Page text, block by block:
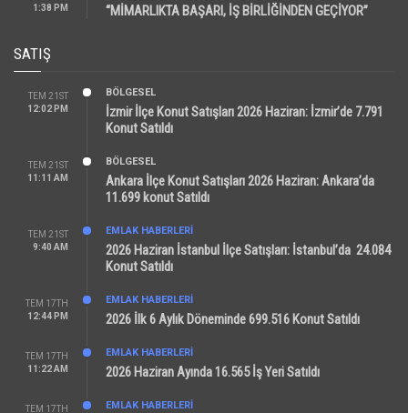
1:38 PM
“MİMARLIKTA BAŞARI, İŞ BİRLİĞİNDEN GEÇİYOR”
SATIŞ
TEM 21ST
12:02 PM
BÖLGESEL
İzmir İlçe Konut Satışları 2026 Haziran: İzmir’de 7.791
Konut Satıldı
TEM 21ST
11:11 AM
BÖLGESEL
Ankara İlçe Konut Satışları 2026 Haziran: Ankara’da
11.699 konut Satıldı
TEM 21ST
9:40 AM
EMLAK HABERLERI
2026 Haziran İstanbul İlçe Satışları: İstanbul’da 24.084
Konut Satıldı
TEM 17TH
12:44 PM
EMLAK HABERLERI
2026 İlk 6 Aylık Döneminde 699.516 Konut Satıldı
TEM 17TH
11:22 AM
EMLAK HABERLERI
2026 Haziran Ayında 16.565 İş Yeri Satıldı
TEM 17TH EMLAK HABERLERI